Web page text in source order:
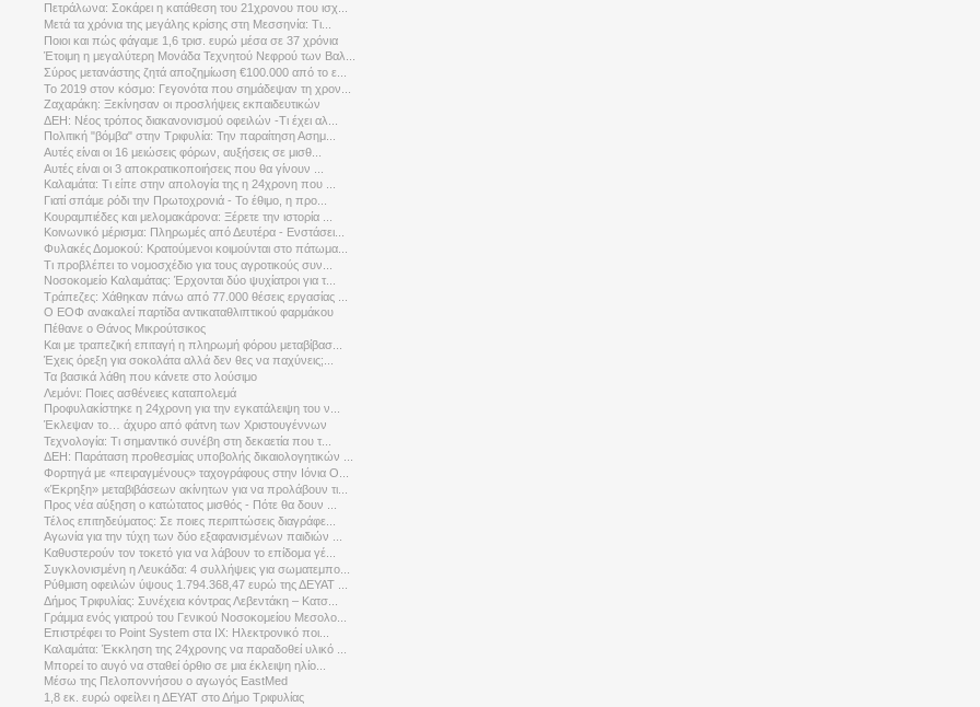
Πετράλωνα: Σοκάρει η κατάθεση του 21χρονου που ισχ...
Μετά τα χρόνια της μεγάλης κρίσης στη Μεσσηνία: Τι...
Ποιοι και πώς φάγαμε 1,6 τρισ. ευρώ μέσα σε 37 χρόνια
Έτοιμη η μεγαλύτερη Μονάδα Τεχνητού Νεφρού των Βαλ...
Σύρος μετανάστης ζητά αποζημίωση €100.000 από το ε...
Το 2019 στον κόσμο: Γεγονότα που σημάδεψαν τη χρον...
Ζαχαράκη: Ξεκίνησαν οι προσλήψεις εκπαιδευτικών
ΔΕΗ: Νέος τρόπος διακανονισμού οφειλών -Τι έχει αλ...
Πολιτική "βόμβα" στην Τριφυλία: Την παραίτηση Ασημ...
Αυτές είναι οι 16 μειώσεις φόρων, αυξήσεις σε μισθ...
Αυτές είναι οι 3 αποκρατικοποιήσεις που θα γίνουν ...
Καλαμάτα: Τι είπε στην απολογία της η 24χρονη που ...
Γιατί σπάμε ρόδι την Πρωτοχρονιά - Το έθιμο, η προ...
Κουραμπιέδες και μελομακάρονα: Ξέρετε την ιστορία ...
Κοινωνικό μέρισμα: Πληρωμές από Δευτέρα - Ενστάσει...
Φυλακές Δομοκού: Κρατούμενοι κοιμούνται στο πάτωμα...
Τι προβλέπει το νομοσχέδιο για τους αγροτικούς συν...
Νοσοκομείο Καλαμάτας: Έρχονται δύο ψυχίατροι για τ...
Τράπεζες: Χάθηκαν πάνω από 77.000 θέσεις εργασίας ...
Ο ΕΟΦ ανακαλεί παρτίδα αντικαταθλιπτικού φαρμάκου
Πέθανε ο Θάνος Μικρούτσικος
Και με τραπεζική επιταγή η πληρωμή φόρου μεταβίβασ...
Έχεις όρεξη για σοκολάτα αλλά δεν θες να παχύνεις;...
Τα βασικά λάθη που κάνετε στο λούσιμο
Λεμόνι: Ποιες ασθένειες καταπολεμά
Προφυλακίστηκε η 24χρονη για την εγκατάλειψη του ν...
Έκλεψαν το… άχυρο από φάτνη των Χριστουγέννων
Τεχνολογία: Τι σημαντικό συνέβη στη δεκαετία που τ...
ΔΕΗ: Παράταση προθεσμίας υποβολής δικαιολογητικών ...
Φορτηγά με «πειραγμένους» ταχογράφους στην Ιόνια Ο...
«Έκρηξη» μεταβιβάσεων ακίνητων για να προλάβουν τι...
Προς νέα αύξηση ο κατώτατος μισθός - Πότε θα δουν ...
Τέλος επιτηδεύματος: Σε ποιες περιπτώσεις διαγράφε...
Αγωνία για την τύχη των δύο εξαφανισμένων παιδιών ...
Καθυστερούν τον τοκετό για να λάβουν το επίδομα γέ...
Συγκλονισμένη η Λευκάδα: 4 συλλήψεις για σωματεμπο...
Ρύθμιση οφειλών ύψους 1.794.368,47 ευρώ της ΔΕΥΑΤ ...
Δήμος Τριφυλίας: Συνέχεια κόντρας Λεβεντάκη – Κατσ...
Γράμμα ενός γιατρού του Γενικού Νοσοκομείου Μεσολο...
Επιστρέφει το Point System στα ΙΧ: Hλεκτρονικό ποι...
Καλαμάτα: Έκκληση της 24χρονης να παραδοθεί υλικό ...
Μπορεί το αυγό να σταθεί όρθιο σε μια έκλειψη ηλίο...
Μέσω της Πελοποννήσου ο αγωγός EastMed
1,8 εκ. ευρώ οφείλει η ΔΕΥΑΤ στο Δήμο Τριφυλίας